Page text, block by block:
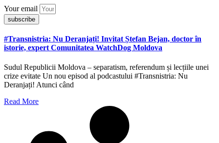
Your email
subscribe
#Transnistria: Nu Deranjați! Invitat Ștefan Bejan, doctor în
istorie, expert Comunitatea WatchDog Moldova
Sudul Republicii Moldova – separatism, referendum și lecțiile unei
crize evitate Un nou episod al podcastului #Transnistria: Nu
Deranjați! Atunci când
Read More